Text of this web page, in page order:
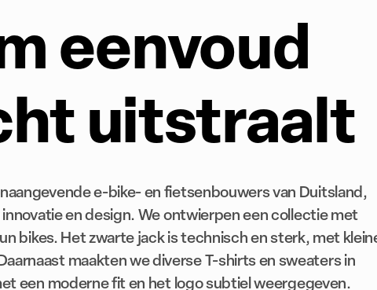
eenvoud
uitstraalt
e-bike- en fietsenbouwers van Duitsland,
en design. We ontwierpen een collectie met
bikes. Het zwarte jack is technisch en sterk, met
maakten we diverse T-shirts en sweaters in
een moderne fit en het logo subtiel weergegeven.